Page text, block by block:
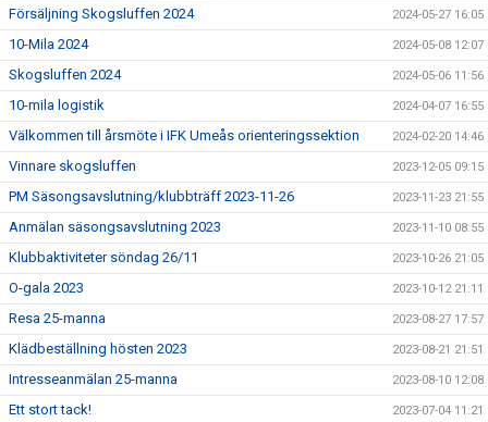
Försäljning Skogsluffen 2024 2024-05-27 16:05
10-Mila 2024 2024-05-08 12:07
Skogsluffen 2024 2024-05-06 11:56
10-mila logistik 2024-04-07 16:55
Välkommen till årsmöte i IFK Umeås orienteringssektion 2024-02-20 14:46
Vinnare skogsluffen 2023-12-05 09:15
PM Säsongsavslutning/klubbträff 2023-11-26 2023-11-23 21:55
Anmälan säsongsavslutning 2023 2023-11-10 08:55
Klubbaktiviteter söndag 26/11 2023-10-26 21:05
O-gala 2023 2023-10-12 21:11
Resa 25-manna 2023-08-27 17:57
Klädbeställning hösten 2023 2023-08-21 21:51
Intresseanmälan 25-manna 2023-08-10 12:08
Ett stort tack! 2023-07-04 11:21